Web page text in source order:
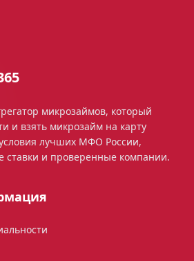
микрозаймов, который
и взять микрозайм на карту
лучших МФО России,
ставки и проверенные компании.